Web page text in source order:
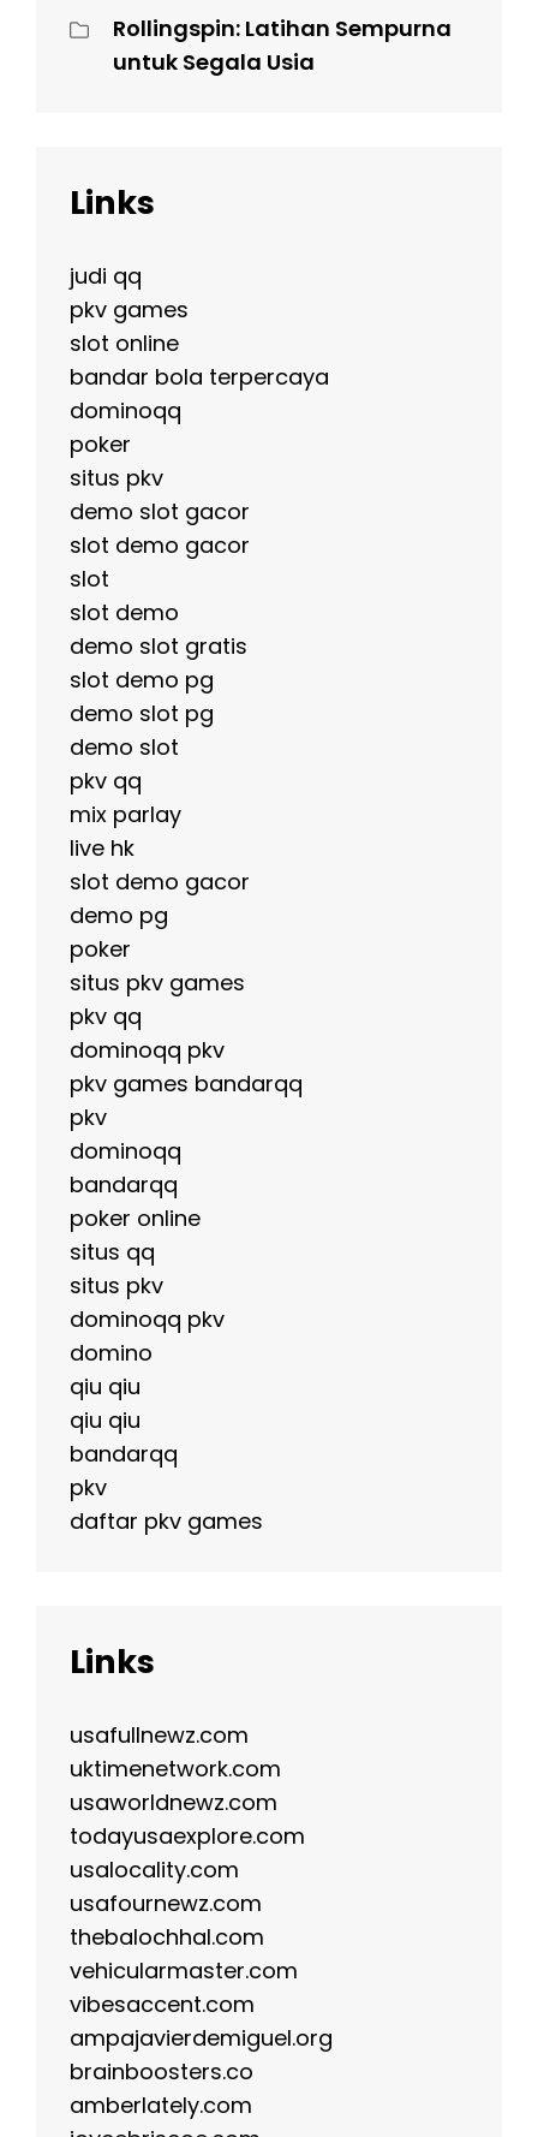
Rollingspin: Latihan Sempurna
untuk Segala Usia
Links
judi qq
pkv games
slot online
bandar bola terpercaya
dominoqq
poker
situs pkv
demo slot gacor
slot demo gacor
slot
slot demo
demo slot gratis
slot demo pg
demo slot pg
demo slot
pkv qq
mix parlay
live hk
slot demo gacor
demo pg
poker
situs pkv games
pkv qq
dominoqq pkv
pkv games bandarqq
pkv
dominoqq
bandarqq
poker online
situs qq
situs pkv
dominoqq pkv
domino
qiu qiu
qiu qiu
bandarqq
pkv
daftar pkv games
Links
usafullnewz.com
uktimenetwork.com
usaworldnewz.com
todayusaexplore.com
usalocality.com
usafournewz.com
thebalochhal.com
vehicularmaster.com
vibesaccent.com
ampajavierdemiguel.org
brainboosters.co
amberlately.com